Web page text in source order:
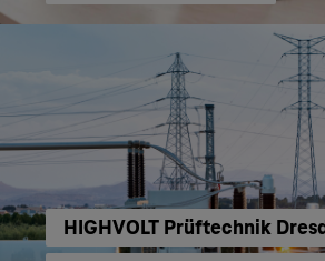
HIGHVOLT Prüftechnik